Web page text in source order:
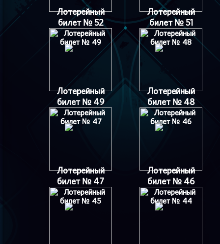
Лотерейный
билет № 52
Лотерейный
билет № 51
Лотерейный
билет № 49
Лотерейный
билет № 48
Лотерейный
билет № 47
Лотерейный
билет № 46